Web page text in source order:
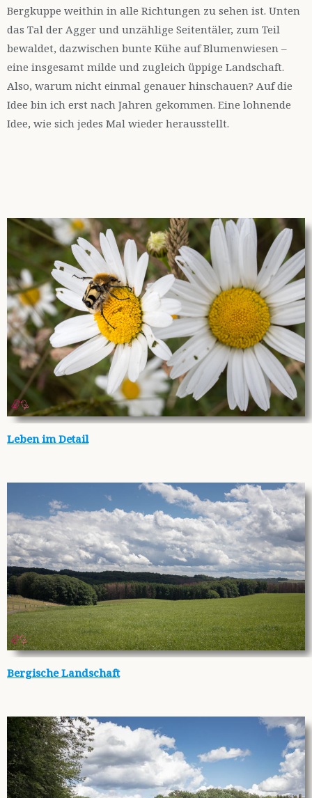
Bergkuppe weithin in alle Richtungen zu sehen ist. Unten
das Tal der Agger und unzählige Seitentäler, zum Teil
bewaldet, dazwischen bunte Kühe auf Blumenwiesen –
eine insgesamt milde und zugleich üppige Landschaft.
Also, warum nicht einmal genauer hinschauen? Auf die
Idee bin ich erst nach Jahren gekommen. Eine lohnende
Idee, wie sich jedes Mal wieder herausstellt.
Leben im Detail
Bergische Landschaft